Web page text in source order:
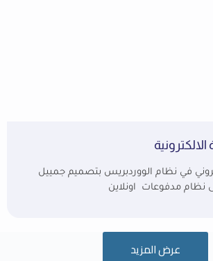
في نظام الووردبريس بتصميم جمييل
نظام مدفوعات اونلاين
عرض المزيد